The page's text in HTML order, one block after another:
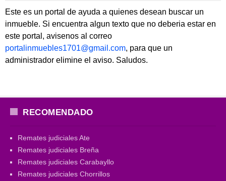
Este es un portal de ayuda a quienes desean buscar un
inmueble. Si encuentra algun texto que no deberia estar en
este portal, avisenos al correo
portalinmuebles1701@gmail.com, para que un
administrador elimine el aviso. Saludos.
RECOMENDADO
Remates judiciales Ate
Remates judiciales Breña
Remates judiciales Carabayllo
Remates judiciales Chorrillos